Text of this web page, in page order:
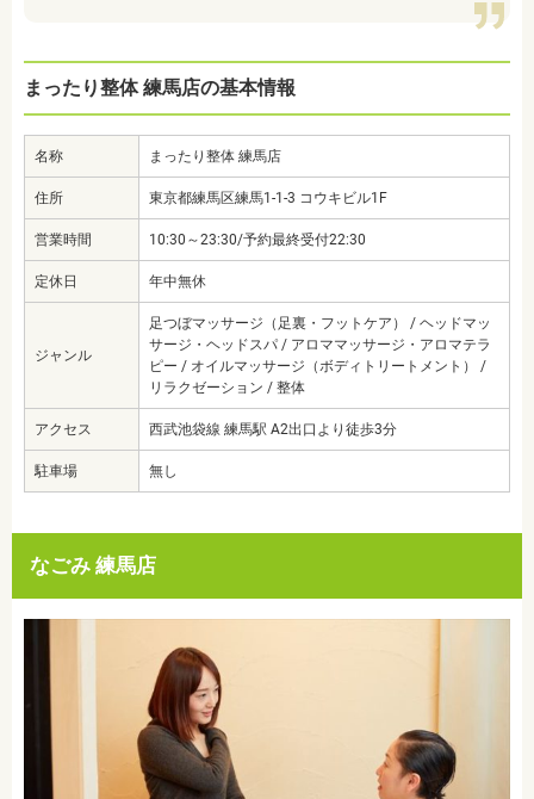
まったり整体 練馬店の基本情報
名称 まったり整体 練馬店
住所 東京都練馬区練馬1-1-3 コウキビル1F
営業時間 10:30～23:30/予約最終受付22:30
定休日 年中無休
ジャンル
足つぼマッサージ（足裏・フットケア） / ヘッドマッ
サージ・ヘッドスパ / アロママッサージ・アロマテラ
ピー / オイルマッサージ（ボディトリートメント） /
リラクゼーション / 整体
アクセス 西武池袋線 練馬駅 A2出口より徒歩3分
駐車場 無し
なごみ 練馬店